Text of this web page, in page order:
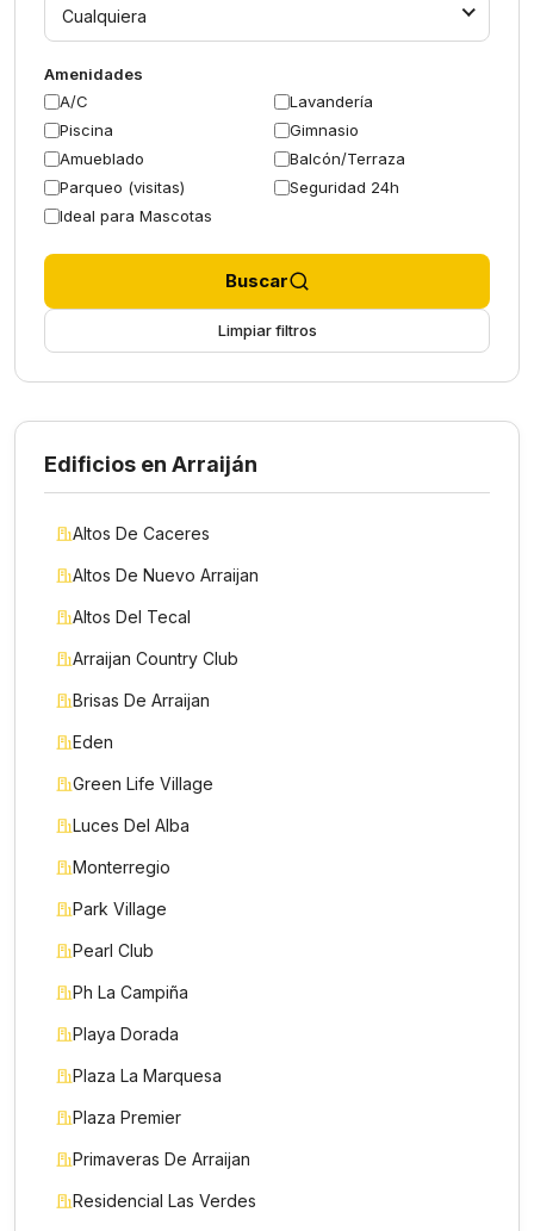
Cualquiera
Amenidades
A/C
Lavandería
Piscina
Gimnasio
Amueblado
Balcón/Terraza
Parqueo (visitas)
Seguridad 24h
Ideal para Mascotas
Buscar
Limpiar filtros
Edificios en Arraiján
Altos De Caceres
Altos De Nuevo Arraijan
Altos Del Tecal
Arraijan Country Club
Brisas De Arraijan
Eden
Green Life Village
Luces Del Alba
Monterregio
Park Village
Pearl Club
Ph La Campiña
Playa Dorada
Plaza La Marquesa
Plaza Premier
Primaveras De Arraijan
Residencial Las Verdes